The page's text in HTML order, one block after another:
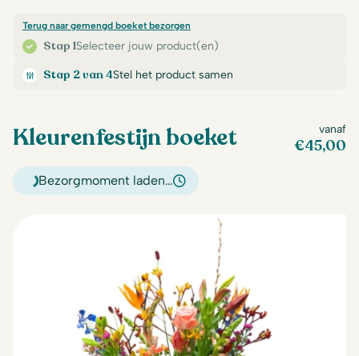
Stap 1Selecteer jouw product(en)
Terug naar gemengd boeket bezorgen
Stap 2 van 4Stel het product samen
Kleurenfestijn boeket vanaf
€45,00
Bezorgmoment laden…